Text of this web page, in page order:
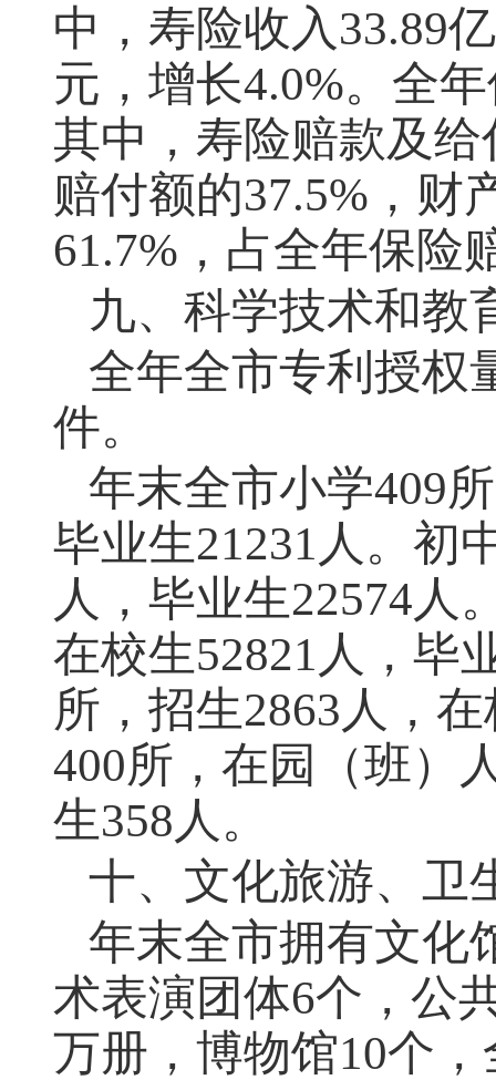
中，寿险收入33.89
元，增长4.0%。全
其中，寿险赔款及
赔付额的37.5%，财
61.7%，占全年保险
九、科学技术和教
全年全市专利授权
件。
年末全市小学409
毕业生21231人。初
人，毕业生22574人
在校生52821人，毕
所，招生2863人，
400所，在园（班）
生358人。
十、文化旅游、卫
年末全市拥有文化
术表演团体6个，公
万册，博物馆10个